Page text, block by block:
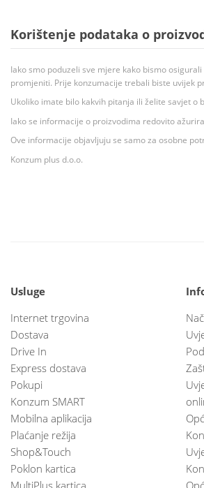
Korištenje podataka o
Iako smo poduzeli sve mjere kako bismo
promjeniti. Prije konzumacije trebali biste uvijek
Ukoliko imate bilo kakvih pitanja ili želite savjet o
Iako se informacije o proizvodima redovito
Ove informacije objavljuju se samo za osobne
Konzum plus d.o.o.
Usluge
Internet trgovina
Dostava
Drive In
Express dostava
Pokupi
Konzum SMART
Mobilna aplikacija
Plaćanje režija
Shop&Touch
Poklon kartica
MultiPlus kartica